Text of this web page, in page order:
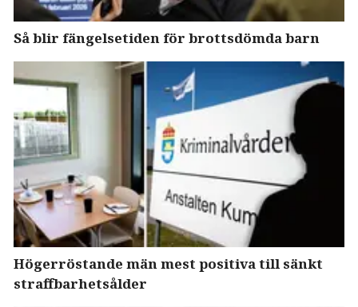
Så blir fängelsetiden för brottsdömda barn
Högerröstande män mest positiva till sänkt
straffbarhetsålder